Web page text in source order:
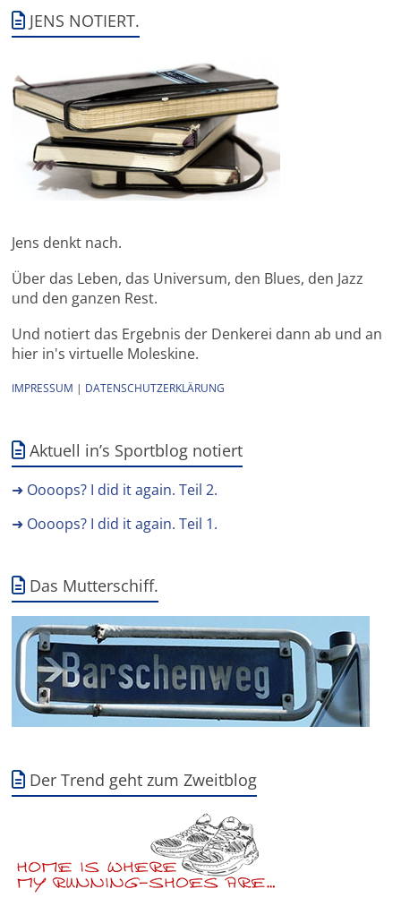
JENS NOTIERT.
Jens denkt nach.
Über das Leben, das Universum, den Blues, den Jazz
und den ganzen Rest.
Und notiert das Ergebnis der Denkerei dann ab und an
hier in's virtuelle Moleskine.
IMPRESSUM | DATENSCHUTZERKLÄRUNG
Aktuell in’s Sportblog notiert
➜ Oooops? I did it again. Teil 2.
➜ Oooops? I did it again. Teil 1.
Das Mutterschiff.
Der Trend geht zum Zweitblog